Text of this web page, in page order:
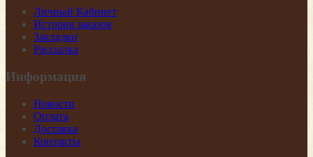
Личный Кабинет
История заказов
Закладки
Рассылка
Информация
Новости
Оплата
Доставка
Контакты